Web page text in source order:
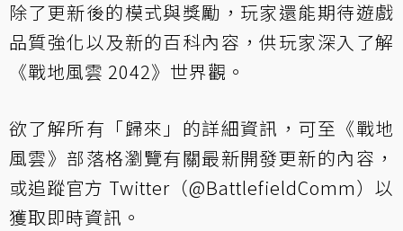
除了更新後的模式與獎勵，玩家還能期待遊戲
品質強化以及新的百科內容，供玩家深入了解
《戰地風雲 2042》世界觀。
欲了解所有「歸來」的詳細資訊，可至《戰地
風雲》部落格瀏覽有關最新開發更新的內容，
或追蹤官方 Twitter（@BattlefieldComm）以
獲取即時資訊。